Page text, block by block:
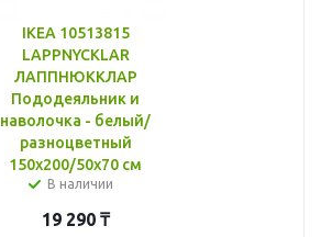
IKEA 10513815
LAPPNYCKLAR
ЛАППНЮККЛАР
Пододеяльник и
наволочка - белый/
разноцветный
150x200/50x70 см
В наличии
19 290₸